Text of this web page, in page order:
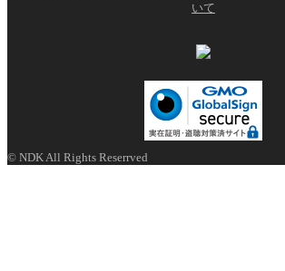
いて
© NDK All Rights Reserrved